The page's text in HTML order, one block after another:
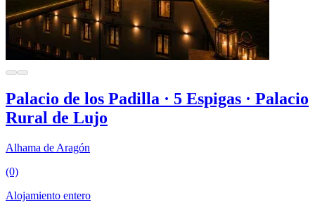
Palacio de los Padilla · 5 Espigas · Palacio
Rural de Lujo
Alhama de Aragón
(0)
Alojamiento entero